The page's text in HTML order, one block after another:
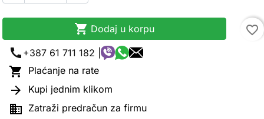
 Dodaj u korpu
favorite_border
call +387 61 711 182 |
 Plaćanje na rate
 Kupi jednim klikom
 Zatraži predračun za firmu